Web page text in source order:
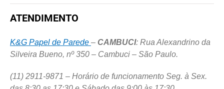
ATENDIMENTO
K&G Papel de Parede – CAMBUCI: Rua Alexandrino da
Silveira Bueno, nº 350 – Cambuci – São Paulo.
(11) 2911-9871 – Horário de funcionamento Seg. à Sex.